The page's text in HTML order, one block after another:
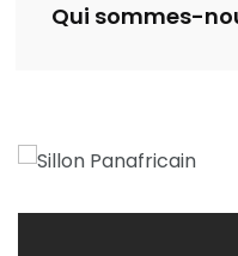
Qui sommes-